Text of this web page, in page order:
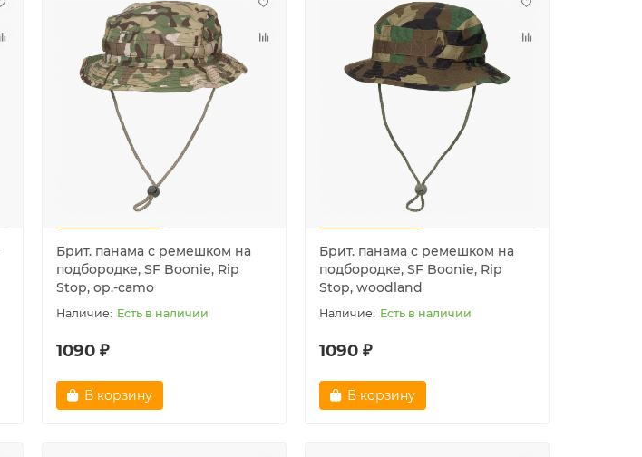
Брит. панама с ремешком на
подбородке, SF Boonie, Rip
Stop, op.-camo
Есть в наличии
1090 ₽
В корзину
Брит. панама с ремешком на
подбородке, SF Boonie, Rip
Stop, woodland
Есть в наличии
1090 ₽
В корзину